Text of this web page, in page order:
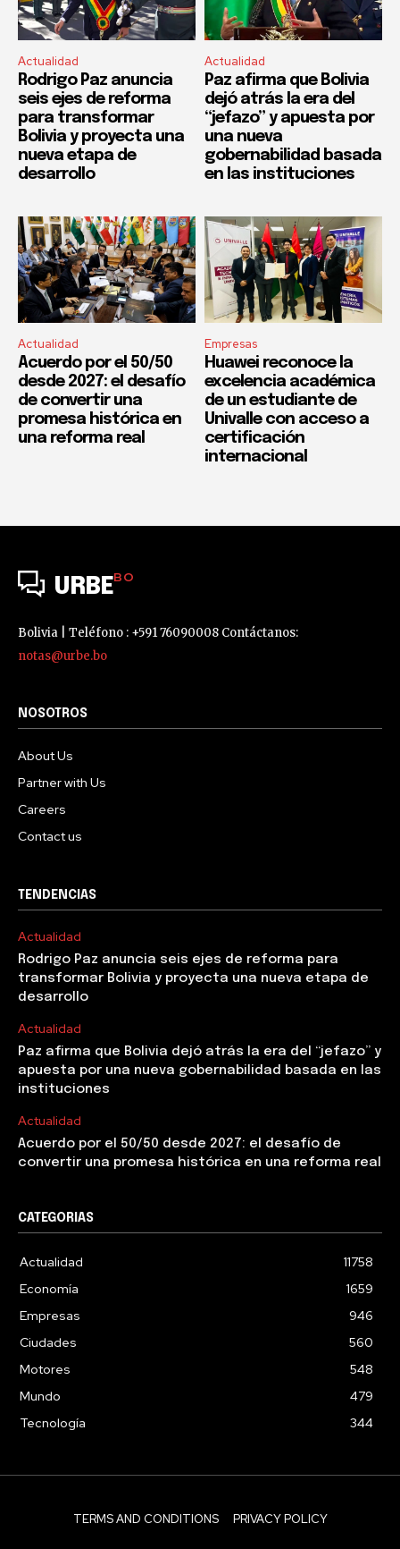
Actualidad
Rodrigo Paz anuncia
seis ejes de reforma
para transformar
Bolivia y proyecta una
nueva etapa de
desarrollo
Actualidad
Paz afirma que Bolivia
dejó atrás la era del
“jefazo” y apuesta por
una nueva
gobernabilidad basada
en las instituciones
Actualidad
Acuerdo por el 50/50
desde 2027: el desafío
de convertir una
promesa histórica en
una reforma real
Empresas
Huawei reconoce la
excelencia académica
de un estudiante de
Univalle con acceso a
certificación
internacional
URBEBO
Bolivia | Teléfono : +591 76090008 Contáctanos:
notas@urbe.bo
NOSOTROS
About Us
Partner with Us
Careers
Contact us
TENDENCIAS
Actualidad
Rodrigo Paz anuncia seis ejes de reforma para
transformar Bolivia y proyecta una nueva etapa de
desarrollo
Actualidad
Paz afirma que Bolivia dejó atrás la era del “jefazo” y
apuesta por una nueva gobernabilidad basada en las
instituciones
Actualidad
Acuerdo por el 50/50 desde 2027: el desafío de
convertir una promesa histórica en una reforma real
CATEGORIAS
Actualidad
11758
Economía
1659
Empresas
946
Ciudades
560
Motores
548
Mundo
479
Tecnología
344
TERMS AND CONDITIONS PRIVACY POLICY